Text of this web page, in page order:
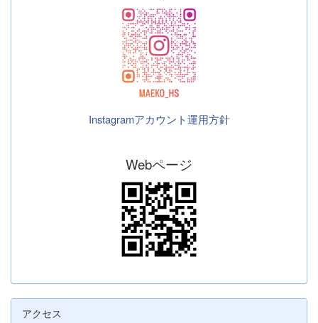
Instagramアカウント運用方針
Webページ
アクセス